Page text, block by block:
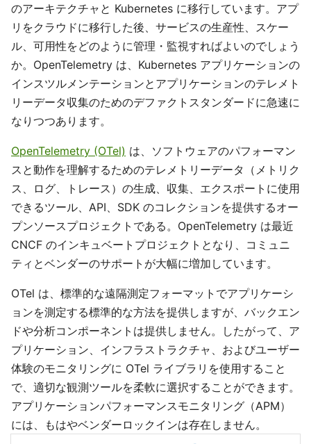
のアーキテクチャと Kubernetes に移行しています。アプ
リをクラウドに移行した後、サービスの生産性、スケー
ル、可用性をどのように管理・監視すればよいのでしょう
か。OpenTelemetry は、Kubernetes アプリケーションの
インスツルメンテーションとアプリケーションのテレメト
リーデータ収集のためのデファクトスタンダードに急速に
なりつつあります。
OpenTelemetry (OTel) は、ソフトウェアのパフォーマン
スと動作を理解するためのテレメトリーデータ（メトリク
ス、ログ、トレース）の生成、収集、エクスポートに使用
できるツール、API、SDK のコレクションを提供するオー
プンソースプロジェクトである。OpenTelemetry は最近
CNCF のインキュベートプロジェクトとなり、コミュニ
ティとベンダーのサポートが大幅に増加しています。
OTel は、標準的な遠隔測定フォーマットでアプリケーシ
ョンを測定する標準的な方法を提供しますが、バックエン
ドや分析コンポーネントは提供しません。したがって、ア
プリケーション、インフラストラクチャ、およびユーザー
体験のモニタリングに OTel ライブラリを使用すること
で、適切な観測ツールを柔軟に選択することができます。
アプリケーションパフォーマンスモニタリング（APM）
には、もはやベンダーロックインは存在しません。